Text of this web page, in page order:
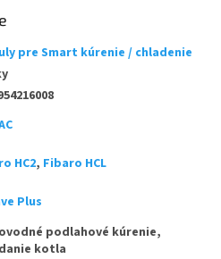
pre Smart kúrenie / chladenie
HC2, Fibaro HCL
Plus
podlahové kúrenie,
kotla